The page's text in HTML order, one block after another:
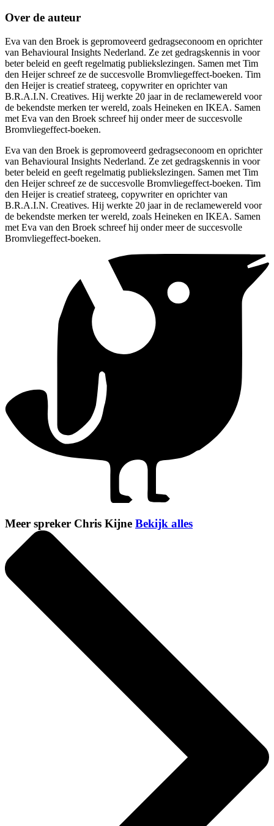
Over de auteur
Eva van den Broek is gepromoveerd gedragseconoom en oprichter
van Behavioural Insights Nederland. Ze zet gedragskennis in voor
beter beleid en geeft regelmatig publiekslezingen. Samen met Tim
den Heijer schreef ze de succesvolle Bromvliegeffect-boeken. Tim
den Heijer is creatief strateeg, copywriter en oprichter van
B.R.A.I.N. Creatives. Hij werkte 20 jaar in de reclamewereld voor
de bekendste merken ter wereld, zoals Heineken en IKEA. Samen
met Eva van den Broek schreef hij onder meer de succesvolle
Bromvliegeffect-boeken.
Eva van den Broek is gepromoveerd gedragseconoom en oprichter
van Behavioural Insights Nederland. Ze zet gedragskennis in voor
beter beleid en geeft regelmatig publiekslezingen. Samen met Tim
den Heijer schreef ze de succesvolle Bromvliegeffect-boeken. Tim
den Heijer is creatief strateeg, copywriter en oprichter van
B.R.A.I.N. Creatives. Hij werkte 20 jaar in de reclamewereld voor
de bekendste merken ter wereld, zoals Heineken en IKEA. Samen
met Eva van den Broek schreef hij onder meer de succesvolle
Bromvliegeffect-boeken.
Meer spreker Chris Kijne Bekijk alles